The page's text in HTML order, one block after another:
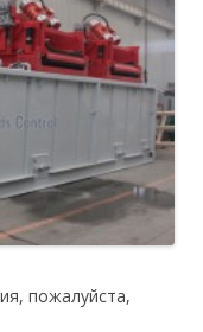
пожалуйста,